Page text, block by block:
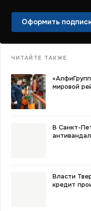
Оформить
ЧИТАЙТЕ ТАКЖЕ
мировой
В Санкт-
Власти
кредит